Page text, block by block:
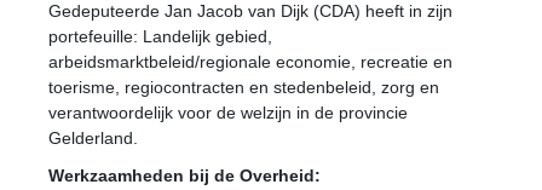
Gedeputeerde Jan Jacob van Dijk (CDA) heeft in zijn
portefeuille: Landelijk gebied,
arbeidsmarktbeleid/regionale economie, recreatie en
toerisme, regiocontracten en stedenbeleid, zorg en
verantwoordelijk voor de welzijn in de provincie
Gelderland.
Werkzaamheden bij de Overheid: